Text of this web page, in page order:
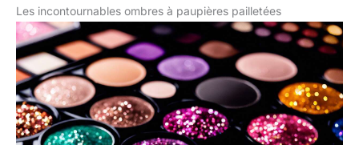
Les incontournables ombres à paupières pailletées